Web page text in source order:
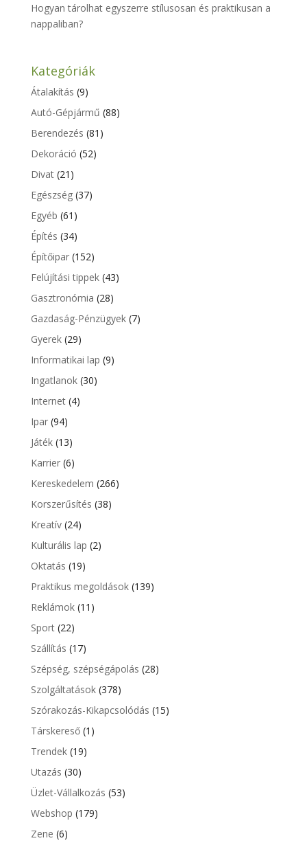
Hogyan tárolhat egyszerre stílusosan és praktikusan a
nappaliban?
Kategóriák
Átalakítás (9)
Autó-Gépjármű (88)
Berendezés (81)
Dekoráció (52)
Divat(21)
Egészség(37)
Egyéb (61)
Építés (34)
Építőipar(152)
Felújítási tippek(43)
Gasztronómia (28)
Gazdaság-Pénzügyek(7)
Gyerek(29)
Informatikai lap (9)
Ingatlanok(30)
Internet(4)
Ipar(94)
Játék(13)
Karrier(6)
Kereskedelem (266)
Korszerűsítés (38)
Kreatív(24)
Kulturális lap (2)
Oktatás (19)
Praktikus megoldások(139)
Reklámok(11)
Sport(22)
Szállítás (17)
Szépség, szépségápolás (28)
Szolgáltatások(378)
Szórakozás-Kikapcsolódás (15)
Társkereső(1)
Trendek(19)
Utazás (30)
Üzlet-Vállalkozás (53)
Webshop (179)
Zene (6)